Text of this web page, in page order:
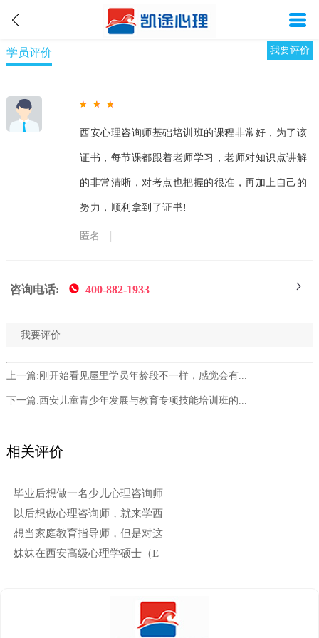
学员评价 我要评价
西安心理咨询师基础培训班的课程非常好，为了该
证书，每节课都跟着老师学习，老师对知识点讲解
的非常清晰，对考点也把握的很准，再加上自己的
努力，顺利拿到了证书!
匿名
咨询电话: 400-882-1933
我要评价
上一篇: 刚开始看见屋里学员年龄段不一样，感觉会有...
下一篇:西安儿童青少年发展与教育专项技能培训班的...
相关评价
毕业后想做一名少儿心理咨询师
以后想做心理咨询师，就来学西
想当家庭教育指导师，但是对这
妹妹在西安高级心理学硕士（E